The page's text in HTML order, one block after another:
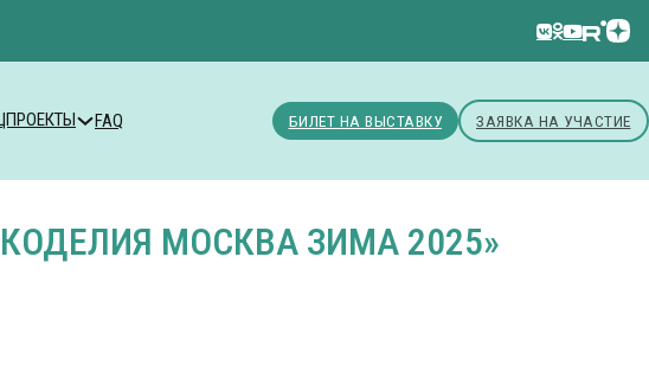
FAQ БИЛЕТ НА ВЫСТАВКУ ЗАЯВКА НА УЧАСТИЕ
МОСКВА ЗИМА 2025»